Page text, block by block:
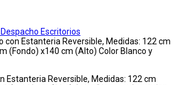
Escritorios
con Estanteria Reversible, Medidas: 122 cm
(Fondo) x140 cm (Alto) Color Blanco y